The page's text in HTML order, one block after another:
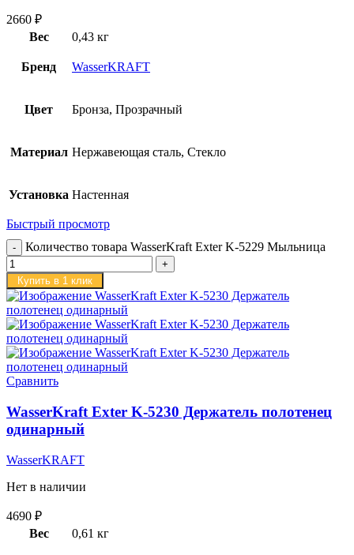
2660 ₽
Вес
0,43 кг
Бренд WasserKRAFT
Цвет Бронза, Прозрачный
Материал Нержавеющая сталь, Стекло
Установка Настенная
Быстрый просмотр
Количество товара WasserKraft Exter K-5229 Мыльница
Купить в 1 клик
Сравнить
WasserKraft Exter K-5230 Держатель полотенец
одинарный
WasserKRAFT
Нет в наличии
4690 ₽
Вес
0,61 кг